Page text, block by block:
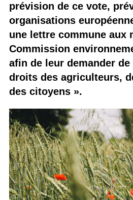
prévision de ce vote,
organisations
une lettre commune aux
Commission
afin de leur demander
droits des agriculteurs,
des citoyens ».